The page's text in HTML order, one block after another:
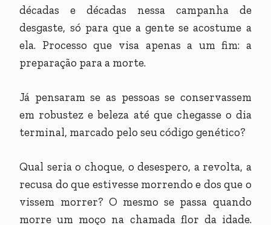
décadas e décadas nessa campanha de
desgaste, só para que a gente se acostume a
ela. Processo que visa apenas a um fim: a
preparação para a morte.
Já pensaram se as pessoas se conservassem
em robustez e beleza até que chegasse o dia
terminal, marcado pelo seu código genético?
Qual seria o choque, o desespero, a revolta, a
recusa do que estivesse morrendo e dos que o
vissem morrer? O mesmo se passa quando
morre um moço na chamada flor da idade.